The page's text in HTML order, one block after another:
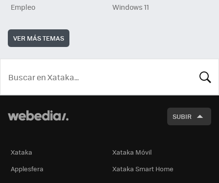
Empleo
Windows 11
VER MÁS TEMAS
SUBIR
Xataka
Xataka Móvil
Applesfera
Xataka Smart Home